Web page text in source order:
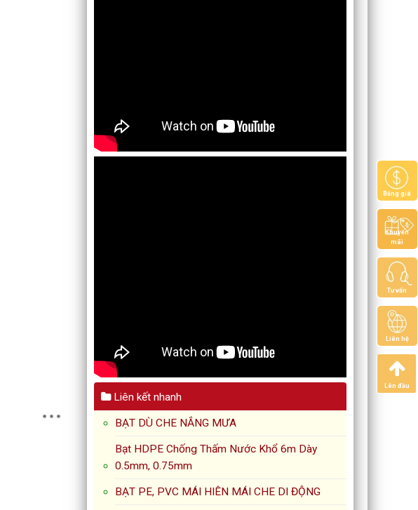
Liên kết nhanh
BẠT DÙ CHE NẮNG MƯA
Bạt HDPE Chống Thấm Nước Khổ 6m Dày
0.5mm, 0.75mm
BẠT PE, PVC MÁI HIÊN MÁI CHE DI ĐỘNG
Bảng giá
Khuyến
mãi
Tư vấn
Liên hệ
Lên đầu